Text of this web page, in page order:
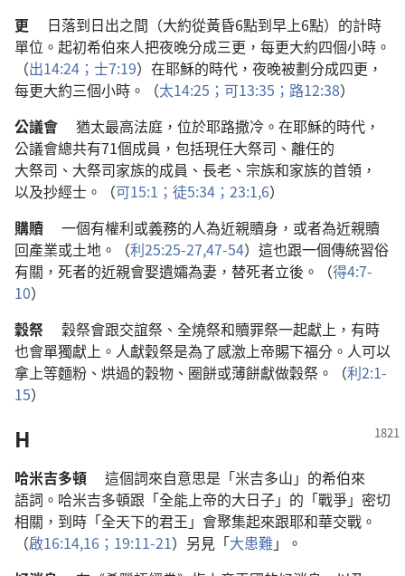
更
日落到日出之間 （大約從黃昏6點到早上6點） 的計時
單位 。 起初希伯來人把夜晚分成三更 ， 每更大約四個小時 。
（出14:24； 士7:19） 在耶穌的時代 ， 夜晚被劃分成四更 ，
每更大約三個小時 。（太14:25； 可13:35； 路12:38）
公議會
猶太最高法庭 ， 位於耶路撒冷 。 在耶穌的時代 ，
公議會總共有71個成員 ， 包括現任大祭司 、 離任的
大祭司 、 大祭司家族的成員 、 長老 、 宗族和家族的首領 ，
以及抄經士 。（可15:1； 徒5:34； 23:1,6）
購贖
一個有權利或義務的人為近親贖身 ， 或者為近親贖
回產業或土地 。（利25:25-27,47-54） 這也跟一個傳統習俗
有關 ， 死者的近親會娶遺孀為妻 ， 替死者立後 。（得4:7-
10）
穀祭
穀祭會跟交誼祭 、 全燒祭和贖罪祭一起獻 上 ， 有時
也會單獨獻 上 。 人獻穀祭是為了感激 上帝賜下福分 。 人可以
拿 上等麵粉 、 烘過的穀物 、 圈餅或薄餅獻做穀祭 。（利2:1-
15）
H
哈米吉多頓 這個詞來自意思是 「米吉多山 」 的希伯來
語詞 。 哈米吉多頓跟 「全能 上帝的大日子」 的 「戰爭」 密切
相關 ， 到時 「全天下的君王 」 會聚集起來跟耶和華交戰 。
（啟16:14,16； 19:11-21） 另 見 「大患難」。